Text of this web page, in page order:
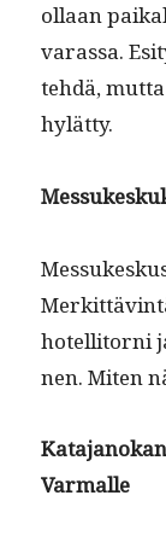
ollaan
varas­sa.
tehdä,
hylätty.
hotel­li­torni
nen. Miten
Varmalle